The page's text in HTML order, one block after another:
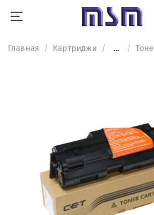
Главная Картриджи ...